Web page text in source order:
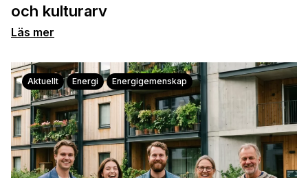
och kulturarv
Läs mer
Aktuellt Energi Energigemenskap